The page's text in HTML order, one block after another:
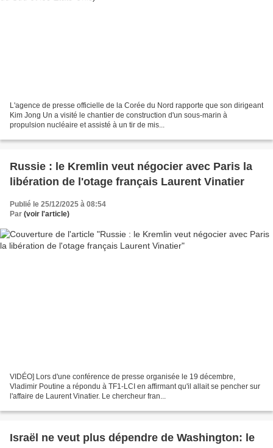
L'agence de presse officielle de la Corée du Nord rapporte que son dirigeant
Kim Jong Un a visité le chantier de construction d'un sous-marin à
propulsion nucléaire et assisté à un tir de mis...
Russie : le Kremlin veut négocier avec Paris la
libération de l'otage français Laurent Vinatier
Publié le 25/12/2025 à 08:54
Par (voir l'article)
VIDÉO] Lors d'une conférence de presse organisée le 19 décembre,
Vladimir Poutine a répondu à TF1-LCI en affirmant qu'il allait se pencher sur
l'affaire de Laurent Vinatier. Le chercheur fran...
Israël ne veut plus dépendre de Washington: le